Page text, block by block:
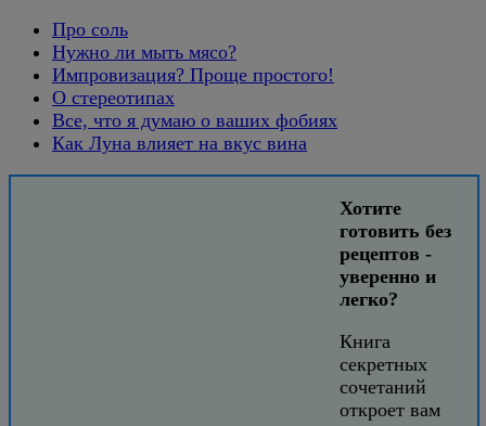
Про соль
Нужно ли мыть мясо?
Импровизация? Проще простого!
О стереотипах
Все, что я думаю о ваших фобиях
Как Луна влияет на вкус вина
Хотите
готовить без
рецептов -
уверенно и
легко?
Книга
секретных
сочетаний
откроет вам